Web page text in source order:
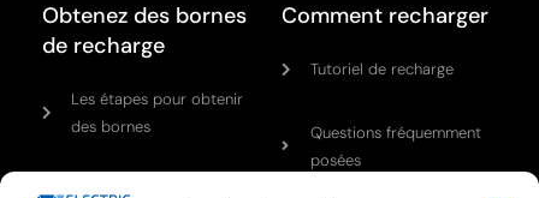
Obtenez des bornes
de recharge
Les étapes pour obtenir
des bornes
Comment recharger
Tutoriel de recharge
Questions fréquemment
posées